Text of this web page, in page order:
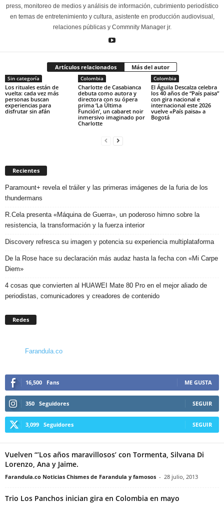
press, monitoreo de medios y análisis de información, cubrimiento periodístico
en temas de entretenimiento y cultura, asistente en producción audiovisual,
relaciones públicas y Commnity Manager jr.
Artículos relacionados Más del autor
Sin categoría
Los rituales están de
vuelta: cada vez más
personas buscan
experiencias para
disfrutar sin afán
Colombia
Charlotte de Casabianca
debuta como autora y
directora con su ópera
prima ‘La Última
Función’, un cabaret noir
inmersivo imaginado por
Charlotte
Colombia
El Águila Descalza celebra
los 40 años de “País paisa”
con gira nacional e
internacional este 2026
vuelve «País paisa» a
Bogotá
Recientes
Paramount+ revela el tráiler y las primeras imágenes de la furia de los
thundermans
R.Cela presenta «Máquina de Guerra», un poderoso himno sobre la
resistencia, la transformación y la fuerza interior
Discovery refresca su imagen y potencia su experiencia multiplataforma
De la Rose hace su declaración más audaz hasta la fecha con «Mi Carpe
Diem»
4 cosas que convierten al HUAWEI Mate 80 Pro en el mejor aliado de
periodistas, comunicadores y creadores de contenido
Redes
Farandula.co
16,500 Fans ME GUSTA
350 Seguidores SEGUIR
3,099 Seguidores SEGUIR
Vuelven “’Los años maravillosos’ con Tormenta, Silvana Di
Lorenzo, Ana y Jaime.
Farandula.co Noticias Chismes de Farandula y famosos - 28 julio, 2013
Trio Los Panchos inician gira en Colombia en mayo